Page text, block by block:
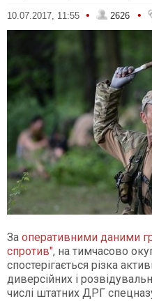
10.07.2017, 11:55 • 2626 •
За оперативними даними
спротив", на тимчасово
спостерігається різка
диверсійних і
числі штатних ДРГ